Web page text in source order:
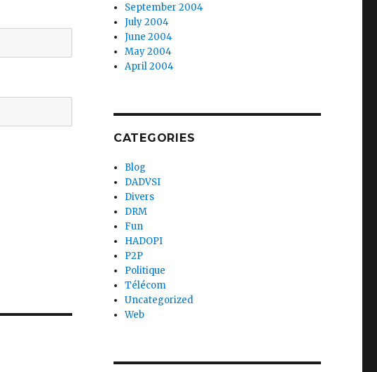
September 2004
July 2004
June 2004
May 2004
April 2004
CATEGORIES
Blog
DADVSI
Divers
DRM
Fun
HADOPI
P2P
Politique
Télécom
Uncategorized
Web